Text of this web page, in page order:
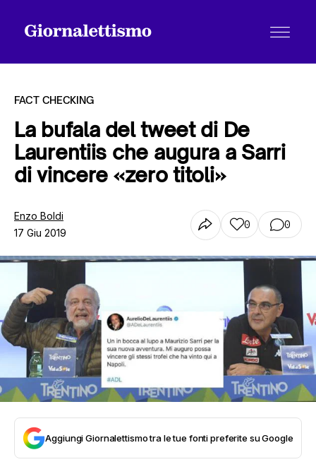
Tutti gli articoli
Chi siamo
Contatti
FACT CHECKING
La bufala del tweet di De
Laurentiis che augura a Sarri
di vincere «zero titoli»
Enzo Boldi
17 Giu 2019
0 0
Aggiungi Giornalettismo tra le tue fonti preferite su Google